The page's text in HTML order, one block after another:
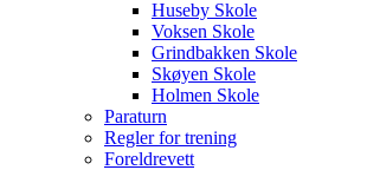
Huseby Skole
Voksen Skole
Grindbakken Skole
Skøyen Skole
Holmen Skole
Paraturn
Regler for trening
Foreldrevett